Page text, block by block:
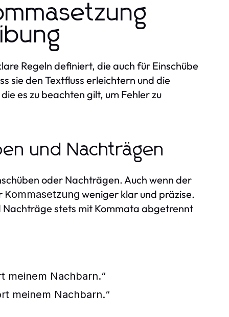
Regeln definiert, die auch für Einschübe
sie den Textfluss erleichtern und die
es zu beachten gilt, um Fehler zu
und Nachträgen
oder Nachträgen. Auch wenn der
Kommasetzung weniger klar und präzise.
Nachträge stets mit Kommata abgetrennt
meinem Nachbarn.“
meinem Nachbarn.“